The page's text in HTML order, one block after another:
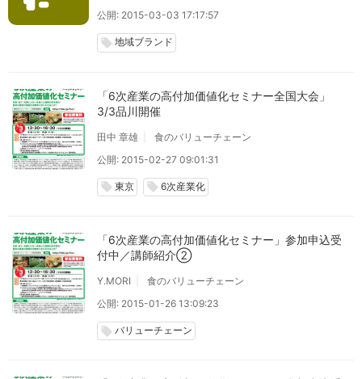
公開: 2015-03-03 17:17:57
local_offer 地域ブランド
「6次産業の高付加価値化セミナー全国大会」
3/3品川開催
田中 章雄
食のバリューチェーン
公開: 2015-02-27 09:01:31
local_offer 東京 local_offer 6次産業化
「6次産業の高付加価値化セミナー」参加申込受
付中／講師紹介②
Y.MORI
食のバリューチェーン
公開: 2015-01-26 13:09:23
local_offer バリューチェーン